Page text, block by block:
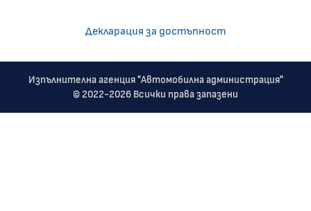
Декларация за достъпност
Изпълнителна агенция "Автомобилна администрация"
© 2022-2026 Всички права запазени